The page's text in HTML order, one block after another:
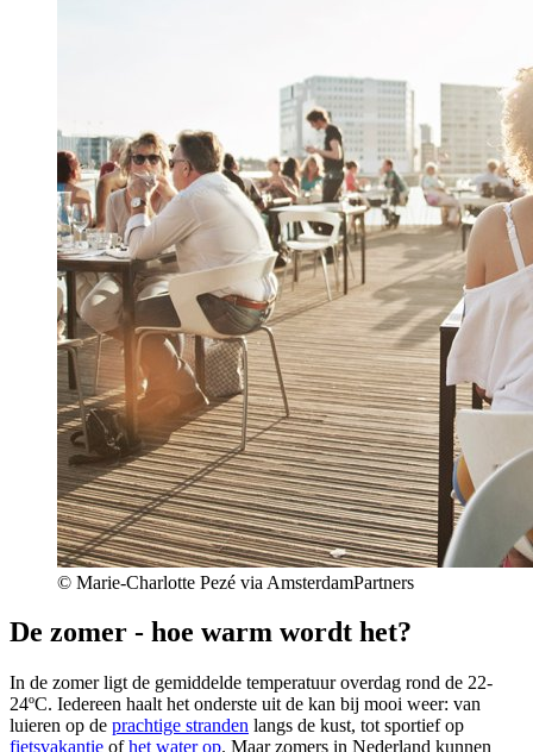
© Marie-Charlotte Pezé via AmsterdamPartners
De zomer - hoe warm wordt het?
In de zomer ligt de gemiddelde temperatuur overdag rond de 22-
24ºC. Iedereen haalt het onderste uit de kan bij mooi weer: van
luieren op de prachtige stranden langs de kust, tot sportief op
fietsvakantie ofhet water op. Maar zomers in Nederland kunnen